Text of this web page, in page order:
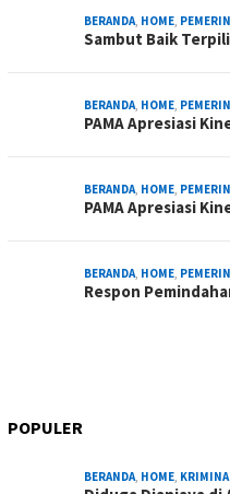
BERANDA HOME
Sambut Baik
BERANDA HOME
PAMA Apresiasi
BERANDA HOME
PAMA Apresiasi
BERANDA HOME
Respon
POPULER
BERANDA HOME